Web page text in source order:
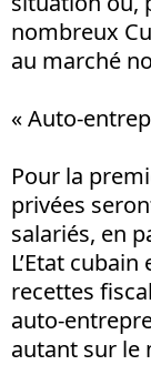
nombreux
au marché
« Auto-
Pour la
privées
salariés, en
L’Etat
recettes
auto-
autant sur le